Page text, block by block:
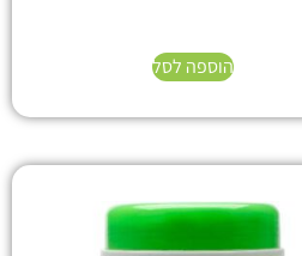
הוספה לסל